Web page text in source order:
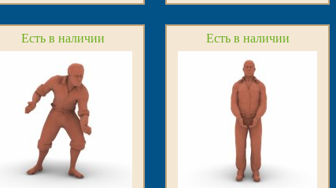
Есть в наличии Есть в наличии